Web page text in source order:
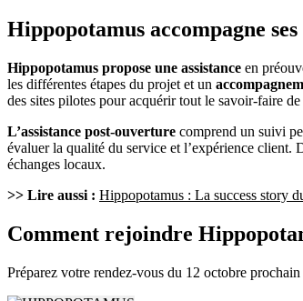
Hippopotamus accompagne
Hippopotamus propose une assistance en
les différentes étapes du projet et un
des sites pilotes pour acquérir tout le savoir-faire de
L’assistance post-ouverture comprend un suivi
évaluer la qualité du service et l’expérience client.
échanges locaux.
>> Lire aussi : Hippopotamus : La success story
Comment rejoindre
Préparez votre rendez-vous du 12 octobre